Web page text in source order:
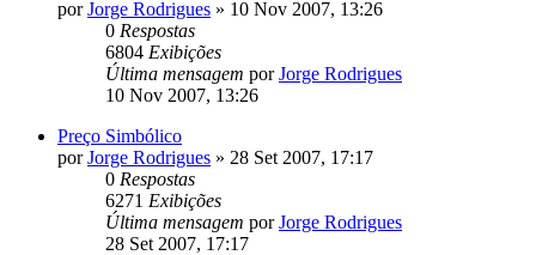
porJorge Rodrigues » 10 Nov 2007, 13:26
0 Respostas
6804 Exibições
Última mensagem porJorge Rodrigues
10 Nov 2007, 13:26
Preço Simbólico
porJorge Rodrigues » 28 Set 2007, 17:17
0 Respostas
6271 Exibições
Última mensagem porJorge Rodrigues
28 Set 2007, 17:17